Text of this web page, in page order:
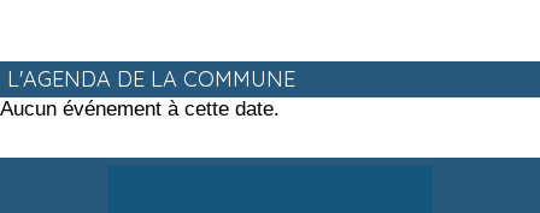
L'AGENDA DE LA COMMUNE
Aucun événement à cette date.